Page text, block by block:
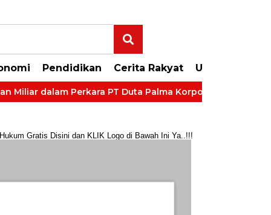
Pendidikan Cerita Rakyat
Perkara PT Duta Palma Korporasi
Gratis Disini dan KLIK Logo di Bawah Ini Ya..!!!